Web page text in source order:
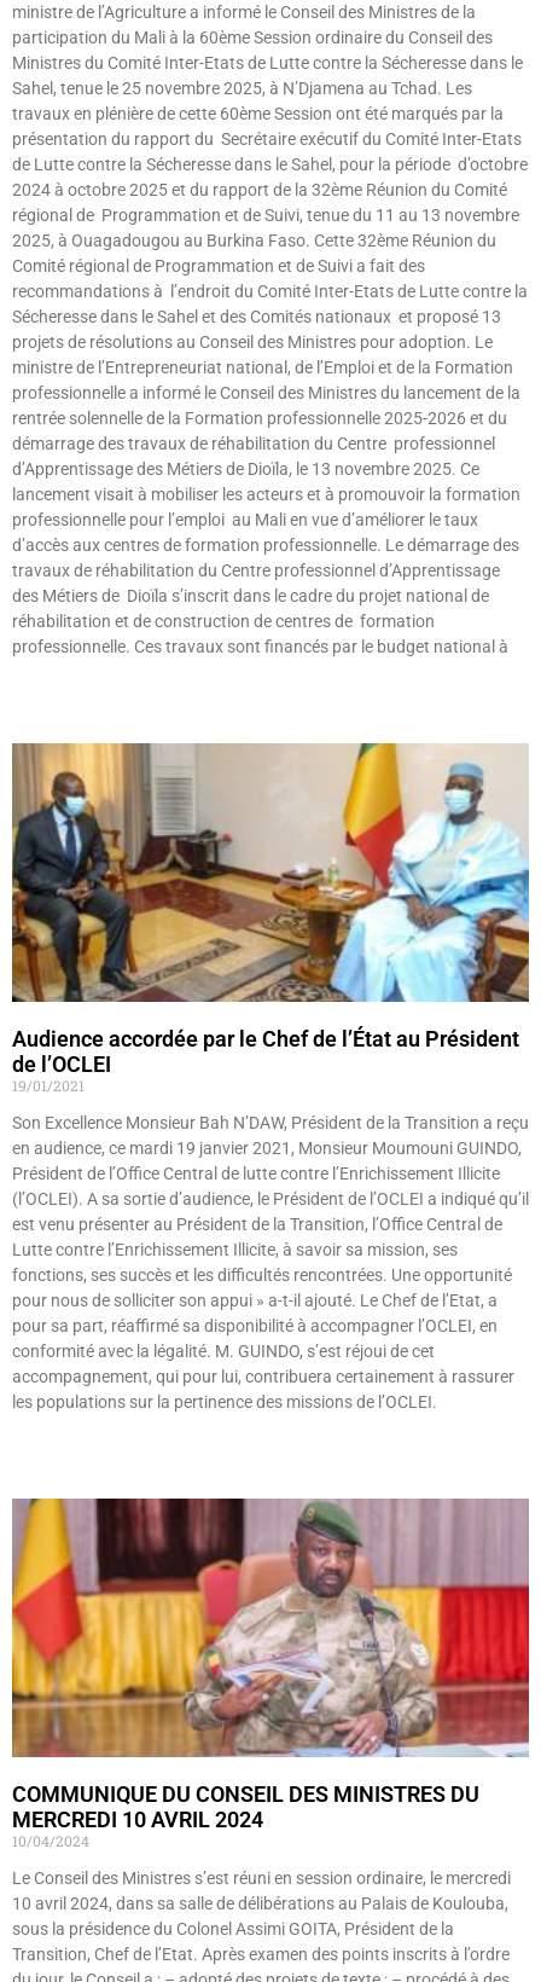
ministre de l’Agriculture a informé le Conseil des Ministres de la
participation du Mali à la 60ème Session ordinaire du Conseil des
Ministres du Comité Inter-Etats de Lutte contre la Sécheresse dans le
Sahel, tenue le 25 novembre 2025, à N’Djamena au Tchad. Les
travaux en plénière de cette 60ème Session ont été marqués par la
présentation du rapport du Secrétaire exécutif du Comité Inter-Etats
de Lutte contre la Sécheresse dans le Sahel, pour la période d’octobre
2024 à octobre 2025 et du rapport de la 32ème Réunion du Comité
régional de Programmation et de Suivi, tenue du 11 au 13 novembre
2025, à Ouagadougou au Burkina Faso. Cette 32ème Réunion du
Comité régional de Programmation et de Suivi a fait des
recommandations à l’endroit du Comité Inter-Etats de Lutte contre la
Sécheresse dans le Sahel et des Comités nationaux et proposé 13
projets de résolutions au Conseil des Ministres pour adoption. Le
ministre de l’Entrepreneuriat national, de l’Emploi et de la Formation
professionnelle a informé le Conseil des Ministres du lancement de la
rentrée solennelle de la Formation professionnelle 2025-2026 et du
démarrage des travaux de réhabilitation du Centre professionnel
d’Apprentissage des Métiers de Dioïla, le 13 novembre 2025. Ce
lancement visait à mobiliser les acteurs et à promouvoir la formation
professionnelle pour l’emploi au Mali en vue d’améliorer le taux
d’accès aux centres de formation professionnelle. Le démarrage des
travaux de réhabilitation du Centre professionnel d’Apprentissage
des Métiers de Dioïla s’inscrit dans le cadre du projet national de
réhabilitation et de construction de centres de formation
professionnelle. Ces travaux sont financés par le budget national à
Audience accordée par le Chef de l’État au Président
de l’OCLEI
19/01/2021
Son Excellence Monsieur Bah N’DAW, Président de la Transition a reçu
en audience, ce mardi 19 janvier 2021, Monsieur Moumouni GUINDO,
Président de l’Office Central de lutte contre l’Enrichissement Illicite
(l’OCLEI). A sa sortie d’audience, le Président de l’OCLEI a indiqué qu’il
est venu présenter au Président de la Transition, l’Office Central de
Lutte contre l’Enrichissement Illicite, à savoir sa mission, ses
fonctions, ses succès et les difficultés rencontrées. Une opportunité
pour nous de solliciter son appui » a-t-il ajouté. Le Chef de l’Etat, a
pour sa part, réaffirmé sa disponibilité à accompagner l’OCLEI, en
conformité avec la légalité. M. GUINDO, s’est réjoui de cet
accompagnement, qui pour lui, contribuera certainement à rassurer
les populations sur la pertinence des missions de l’OCLEI.
COMMUNIQUE DU CONSEIL DES MINISTRES DU
MERCREDI 10 AVRIL 2024
10/04/2024
Le Conseil des Ministres s’est réuni en session ordinaire, le mercredi
10 avril 2024, dans sa salle de délibérations au Palais de Koulouba,
sous la présidence du Colonel Assimi GOITA, Président de la
Transition, Chef de l’Etat. Après examen des points inscrits à l’ordre